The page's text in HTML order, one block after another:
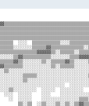
░░░░
░░░░▒▒░░░░░░░░░░  ░░░░░░
░░░░  ░░░░░░    ░░░░
░░  ░░░░░░
░░        ▒▒░░▒▒